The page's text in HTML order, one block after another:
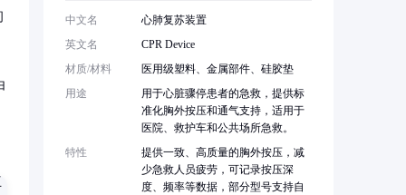
中文名
心肺复苏装置
英文名
CPR Device
材质/材料
医用级塑料、金属部件、硅胶垫
用途
用于心脏骤停患者的急救，提供标
准化胸外按压和通气支持，适用于
医院、救护车和公共场所急救。
特性
提供一致、高质量的胸外按压，减
少急救人员疲劳，可记录按压深
度、频率等数据，部分型号支持自